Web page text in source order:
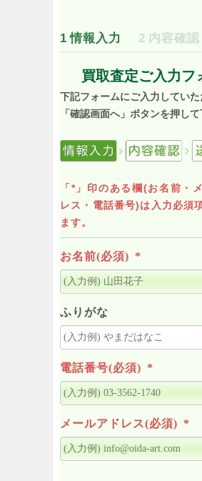
1 情報入力 2 内容確認
買取査定ご入力フ
下記フォームにご入力していた
「確認画面へ」ボタンを押して
「*」印のある欄(お名前・
レス・電話番号)は入力必須
ます。
お名前(必須) *
ふりがな
電話番号(必須) *
メールアドレス(必須) *